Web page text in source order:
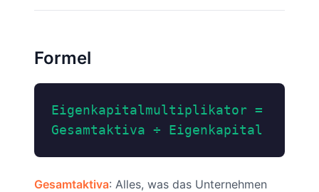
Formel
Eigenkapitalmultiplikator =
Gesamtaktiva ÷ Eigenkapital
Gesamtaktiva: Alles, was das Unternehmen